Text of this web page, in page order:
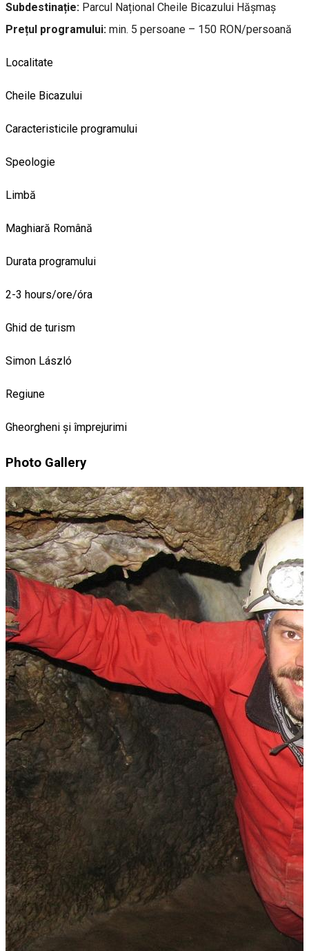
Subdestinație: Parcul Național Cheile Bicazului Hășmaș
Prețul programului: min. 5 persoane – 150 RON/persoană
Localitate
Cheile Bicazului
Caracteristicile programului
Speologie
Limbă
Maghiară Română
Durata programului
2-3 hours/ore/óra
Ghid de turism
Simon László
Regiune
Gheorgheni și împrejurimi
Photo Gallery